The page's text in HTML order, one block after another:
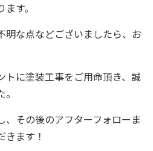
す。
明な点などございましたら、お
トに塗装工事をご用命頂き、誠
、その後のアフターフォローま
ます！